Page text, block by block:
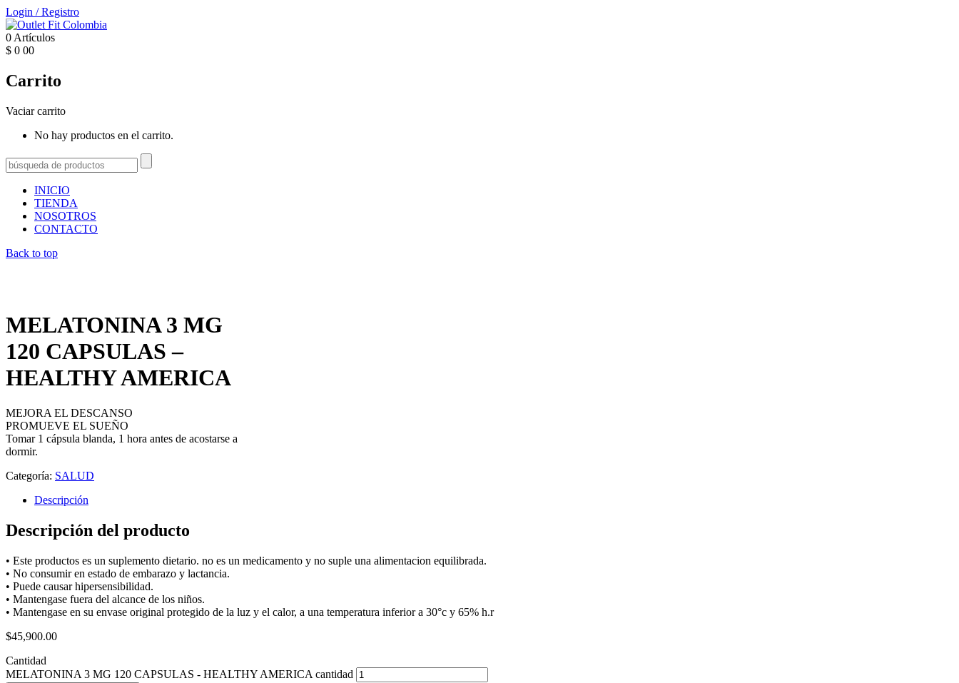
Login /Registro
0 Artículos
$ 0 00
Carrito
Vaciar carrito
No hay productos en el carrito.
INICIO
TIENDA
NOSOTROS
CONTACTO
Back to top
MELATONINA 3 MG
120 CAPSULAS –
HEALTHY AMERICA
MEJORA EL DESCANSO
PROMUEVE EL SUEÑO
Tomar 1 cápsula blanda, 1 hora antes de acostarse a
dormir.
Categoría: SALUD
Descripción
Descripción del producto
• Este productos es un suplemento dietario. no es un medicamento y no suple una alimentacion equilibrada.
• No consumir en estado de embarazo y lactancia.
• Puede causar hipersensibilidad.
• Mantengase fuera del alcance de los niños.
• Mantengase en su envase original protegido de la luz y el calor, a una temperatura inferior a 30°c y 65% h.r
$45,900.00
Cantidad
MELATONINA 3 MG 120 CAPSULAS - HEALTHY AMERICA cantidad